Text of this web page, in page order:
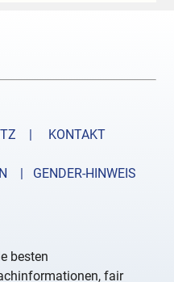
|
KONTAKT
| GENDER-HINWEIS
besten
fair